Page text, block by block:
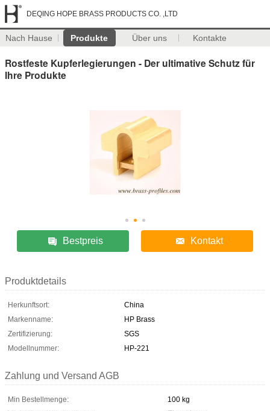
DEQING HOPE BRASS PRODUCTS CO. ,LTD
Nach Hause Produkte Über uns Kontakte
Rostfeste Kupferlegierungen - Der ultimative Schutz für
Ihre Produkte
Bestpreis Kontakt
Produktdetails
Herkunftsort:
China
Markenname:
HP Brass
Zertifizierung:
SGS
Modellnummer:
HP-221
Zahlung und Versand AGB
Min Bestellmenge:
100 kg